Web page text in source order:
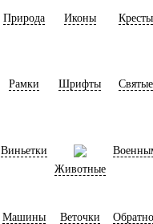
Природа Иконы Кресты
Рамки Шрифты Святые
Виньетки
Животные
Машины Веточки